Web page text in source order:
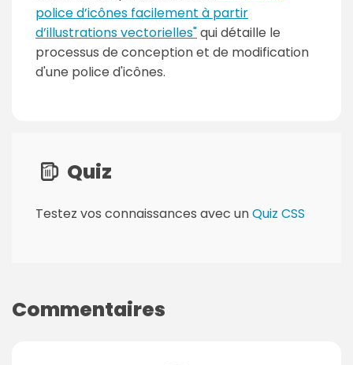
police d’icônes facilement à partir
d’illustrations vectorielles"qui détaille le
processus de conception et de modification
d'une police d'icônes.
Quiz
Testez vos connaissances avec unQuiz CSS
Commentaires